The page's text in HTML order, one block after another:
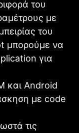
του
με
του
μπορούμε να
για
και Android
με code
τις